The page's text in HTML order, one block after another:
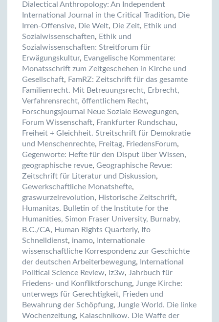
Dialectical Anthropology: An Independent
International Journal in the Critical Tradition, Die
Irren-Offensive, Die Welt, Die Zeit, Ethik und
Sozialwissenschaften, Ethik und
Sozialwissenschaften: Streitforum für
Erwägungskultur, Evangelische Kommentare:
Monatsschrift zum Zeitgeschehen in Kirche und
Gesellschaft, FamRZ: Zeitschrift für das gesamte
Familienrecht. Mit Betreuungsrecht, Erbrecht,
Verfahrensrecht, öffentlichem Recht,
Forschungsjournal Neue Soziale Bewegungen,
Forum Wissenschaft, Frankfurter Rundschau,
Freiheit + Gleichheit. Streitschrift für Demokratie
und Menschenrechte, Freitag, FriedensForum,
Gegenworte: Hefte für den Disput über Wissen,
geographische revue, Geographische Revue:
Zeitschrift für Literatur und Diskussion,
Gewerkschaftliche Monatshefte,
graswurzelrevolution, Historische Zeitschrift,
Humanitas. Bulletin of the Institute for the
Humanities, Simon Fraser University, Burnaby,
B.C./CA, Human Rights Quarterly, Ifo
Schnelldienst, inamo,
Internationale
wissenschaftliche Korrespondenz zur Geschichte
der deutschen Arbeiterbewegung,
International
Political Science Review, iz3w, Jahrbuch für
Friedens- und Konfliktforschung, Junge Kirche:
unterwegs für Gerechtigkeit, Frieden und
Bewahrung der Schöpfung, Jungle World. Die linke
Wochenzeitung, Kalaschnikow. Die Waffe der